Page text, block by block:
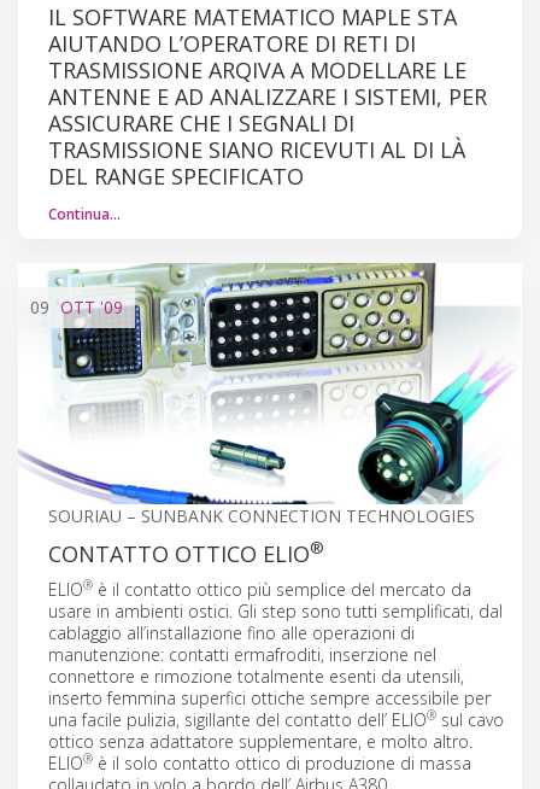
IL SOFTWARE MATEMATICO MAPLE STA
AIUTANDO L’OPERATORE DI RETI DI
TRASMISSIONE ARQIVA A MODELLARE LE
ANTENNE E AD ANALIZZARE I SISTEMI, PER
ASSICURARE CHE I SEGNALI DI
TRASMISSIONE SIANO RICEVUTI AL DI LÀ
DEL RANGE SPECIFICATO
Continua…
09 OTT'09
SOURIAU – SUNBANK CONNECTION TECHNOLOGIES
CONTATTO OTTICO ELIO®
ELIO® è il contatto ottico più semplice del mercato da
usare in ambienti ostici. Gli step sono tutti semplificati, dal
cablaggio all’installazione fino alle operazioni di
manutenzione: contatti ermafroditi, inserzione nel
connettore e rimozione totalmente esenti da utensili,
inserto femmina superfici ottiche sempre accessibile per
una facile pulizia, sigillante del contatto dell’ ELIO® sul cavo
ottico senza adattatore supplementare, e molto altro.
ELIO® è il solo contatto ottico di produzione di massa